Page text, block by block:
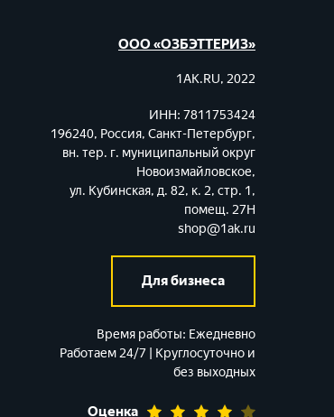
ООО «ОЗБЭТТЕРИЗ»
1AK.RU, 2022
ИНН: 7811753424
196240, Россия, Санкт-Петербург,
вн. тер. г. муниципальный округ
Новоизмайловское,
ул. Кубинская, д. 82, к. 2, стр. 1,
помещ. 27Н
shop@1ak.ru
Для бизнеса
Время работы: Ежедневно
Работаем 24/7 | Круглосуточно и
без выходных
Оценка